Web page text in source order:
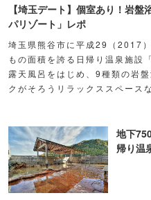
【埼玉デート】個室あり！岩
パリゾート」レポ
埼玉県熊谷市に平成29（2017
もの面積を誇る日帰り温泉施設
露天風呂をはじめ、9種類の岩
クがそろうリラックススペース
は、最高のスポット！本記事
地下
帰り温